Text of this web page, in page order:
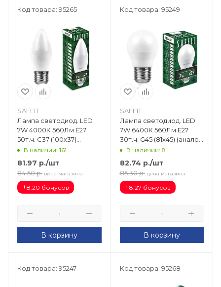
Код товара: 95265
SAFFIT
Лампа светодиод. LED
7W 4000К 560Лм Е27
50т.ч. C37 (100х37)
(аналог 70W) свеча
SBC3707 55033
В наличии: 161
81.97 р./шт
84.50 р. цена магазина
+8.20 бонусов
В корзину
Код товара: 95249
SAFFIT
Лампа светодиод. LED
7W 6400К 560Лм Е27
30т.ч. G45 (81х45) (аналог
60W) шар SBG4507 55124
В наличии: 8
82.74 р./шт
85.30 р. цена магазина
+8.27 бонусов
В корзину
Код товара: 95247 Код товара: 95268